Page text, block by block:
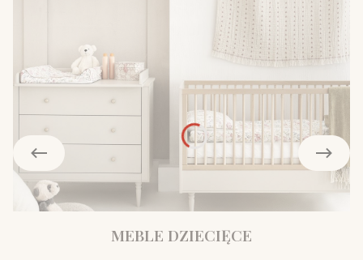
MEBLE DZIECIĘCE